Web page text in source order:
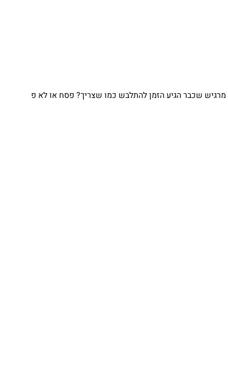
שכבר הגיע הזמן להתלבש כמו שצריך? פסח או לא פ